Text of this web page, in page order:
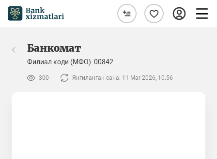
Банкомат
Филиал коди (МФО): 00842
300 Янгиланган сана: 11 Mar 2026, 10:56